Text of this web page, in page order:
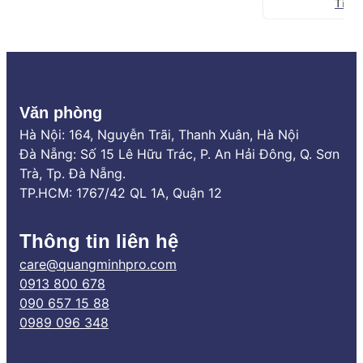
Bảng màu sắc khung nhôm cửa lưới chống muỗi xếp
LUX SCREEN
1.2.2. Lưới sợi Polyester chống thấm
dụng lưới xếp sợi Polyester có tính năng chống
thấm nước tuyệt đối, phù hợp với đặc thù khí hậu
nóng ẩm Việt Nam. Lưới xếp sợi Polyester được
QUANG MINH nhập khẩu chính ngạch từ nhà máy
Tìm
Văn phòng
Hà Nội: 164, Nguyễn Trãi, Thanh Xuân, Hà Nội
Đà Nẵng: Số 15 Lê Hữu Trác, P. An Hải Đông, Q. Sơn
Trà, Tp. Đà Nẵng.
TP.HCM: 1767/42 QL 1A, Quận 12
Thông tin liên hệ
care@quangminhpro.com
0913 800 678
090 657 15 88
0989 096 348